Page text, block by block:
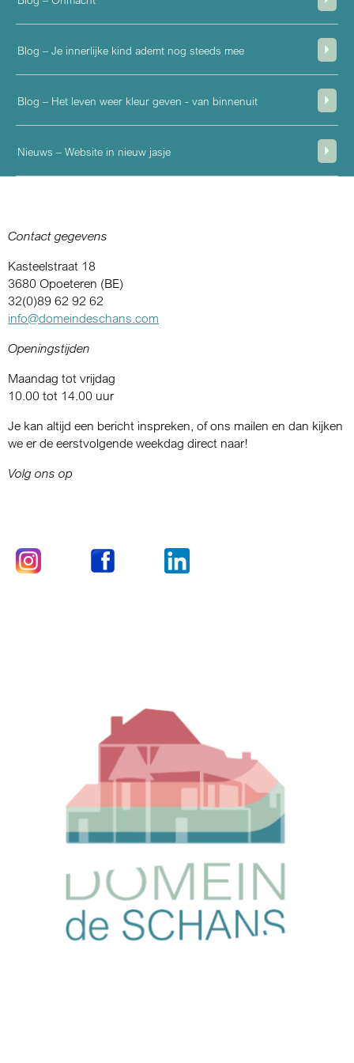
Blog – Je innerlijke kind ademt nog steeds mee
Blog – Het leven weer kleur geven - van binnenuit
Nieuws – Website in nieuw jasje
Contact gegevens
Kasteelstraat 18
3680 Opoeteren (BE)
32(0)89 62 92 62
info@domeindeschans.com
Openingstijden
Maandag tot vrijdag
10.00 tot 14.00 uur
Je kan altijd een bericht inspreken, of ons mailen en dan kijken
we er de eerstvolgende weekdag direct naar!
Volg ons op